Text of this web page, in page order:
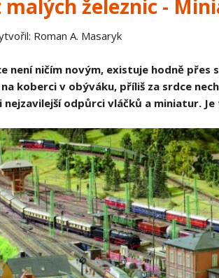
Ostatní
malých železnic -
Roman A. Masaryk
není ničím novým, existuje hodně
koberci v obýváku, příliš za srdce
nejzavilejší odpůrci vláčků a miniatur.